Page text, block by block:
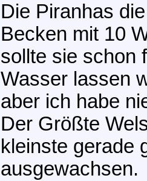
Die Piranhas
Becken mit 10
sollte sie schon
Wasser lassen
aber ich habe
Der Größte
kleinste gerade
ausgewachsen.